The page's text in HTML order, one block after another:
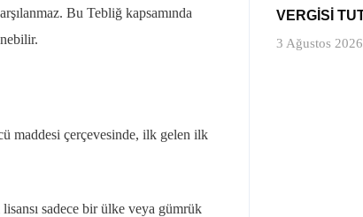
Bu Tebliğ kapsamında
maddesi çerçevesinde, ilk gelen ilk
sadece bir ülke veya gümrük
VERGİSİ
3 Ağustos 2026